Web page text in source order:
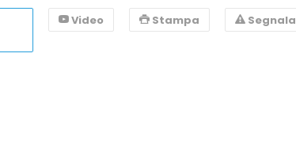
Video Stampa Segnala